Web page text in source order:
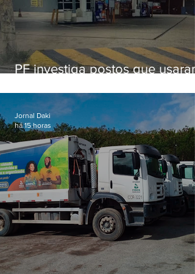
PF investiga postos que usaram
secretário morto em 2020
Jornal Daki
há 15 horas